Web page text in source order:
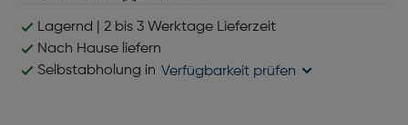
Lagernd | 2 bis 3 Werktage Lieferzeit
Nach Hause liefern
Selbstabholung in Verfügbarkeit prüfen